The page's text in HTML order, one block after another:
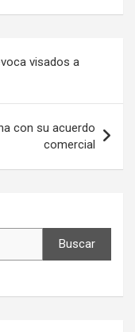
visados a
con su acuerdo
comercial
Buscar